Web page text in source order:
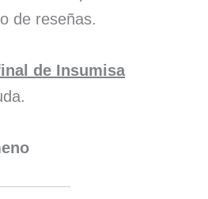
de reseñas.
de Insumisa